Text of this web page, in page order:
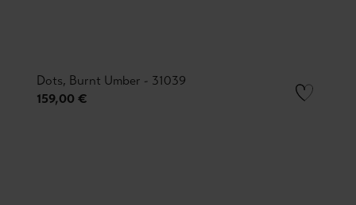
Dots, Burnt Umber - 31039
159,00 €